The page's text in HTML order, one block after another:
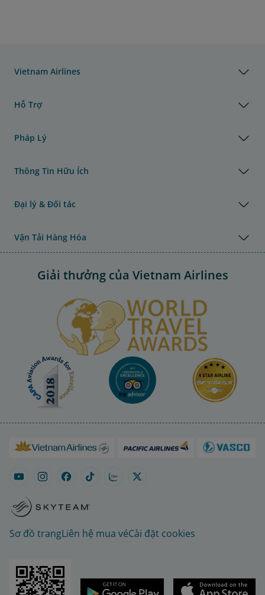
Vietnam Airlines
Hỗ Trợ
Pháp Lý
Thông Tin Hữu Ích
Đại lý & Đối tác
Vận Tải Hàng Hóa
Giải thưởng của Vietnam Airlines
Sơ đồ trangLiên hệ mua véCài đặt cookies